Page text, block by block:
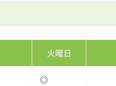
火曜日
◎